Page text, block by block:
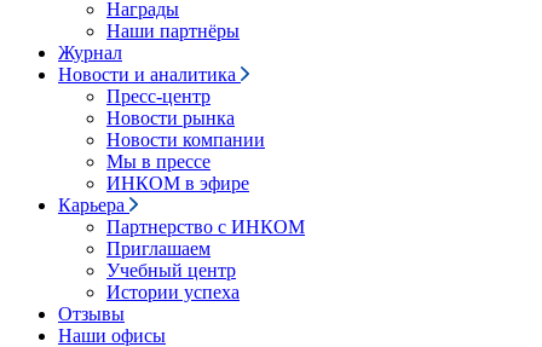
Награды
Наши партнёры
Журнал
Новости и аналитика
Пресс-центр
Новости рынка
Новости компании
Мы в прессе
ИНКОМ в эфире
Карьера
Партнерство с ИНКОМ
Приглашаем
Учебный центр
Истории успеха
Отзывы
Наши офисы